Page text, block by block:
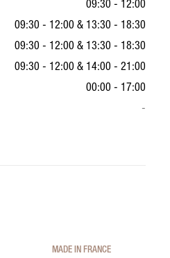
09:30 - 12:00
09:30 - 12:00 & 13:30 - 18:30
09:30 - 12:00 & 13:30 - 18:30
09:30 - 12:00 & 14:00 - 21:00
00:00 - 17:00
-
MADE IN FRANCE